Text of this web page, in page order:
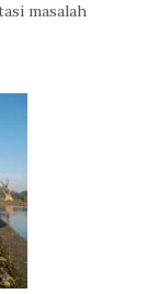
masalah